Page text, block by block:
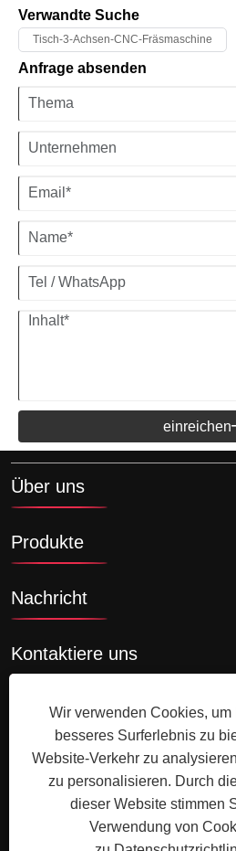
zuverlässige Hardware, die über
gleiche Leistung erbringt.
Verwandte Suche
Tisch-3-Achsen-CNC-Fräsmaschine
Anfrage absenden
einreichen
Über uns
Produkte
Nachricht
Kontaktiere uns
Copyright © Ningbo Shengfa
Bearbeitung, Schmiedeservice -
Sitemap RSS XML
Wir verwenden Cookies, um
besseres Surferlebnis zu
Website-Verkehr zu
zu personalisieren. Durch
dieser Website stimmen
Verwendung von